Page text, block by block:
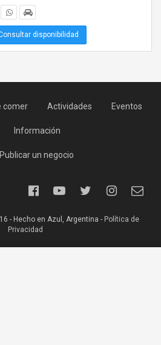
disponibilidad
comer Actividades Eventos
Información
Publicar un negocio
- Hecho en Azul, Argentina - Política de
Privacidad